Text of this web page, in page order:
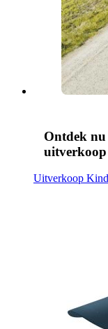
Ontdek nu
uitverkoop
Uitverkoop